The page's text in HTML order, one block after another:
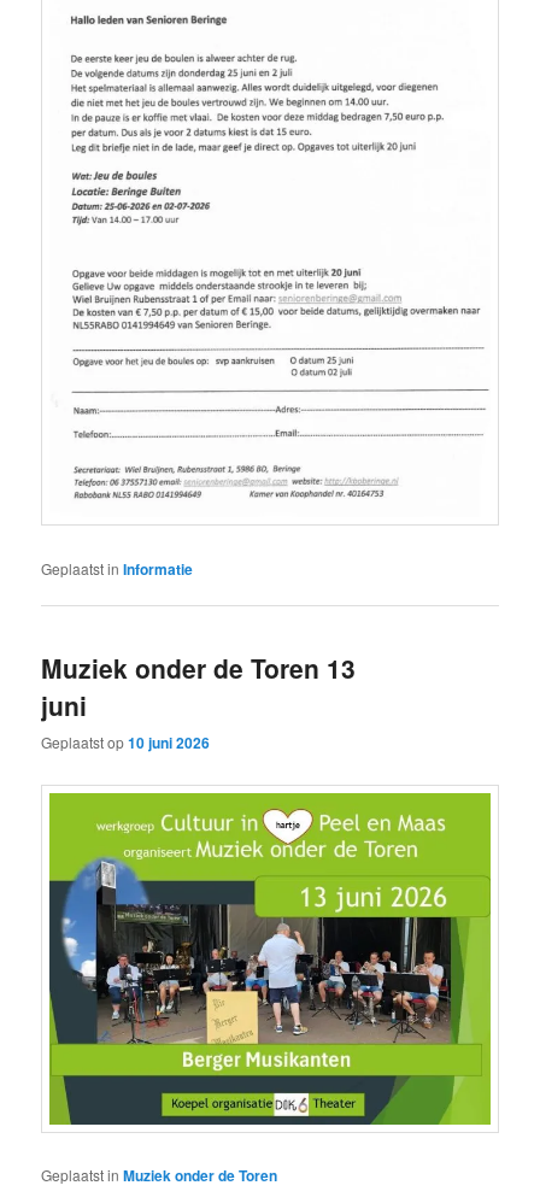
Geplaatst in Informatie
Muziek onder de Toren 13
juni
Geplaatst op10 juni 2026
Geplaatst in Muziek onder de Toren